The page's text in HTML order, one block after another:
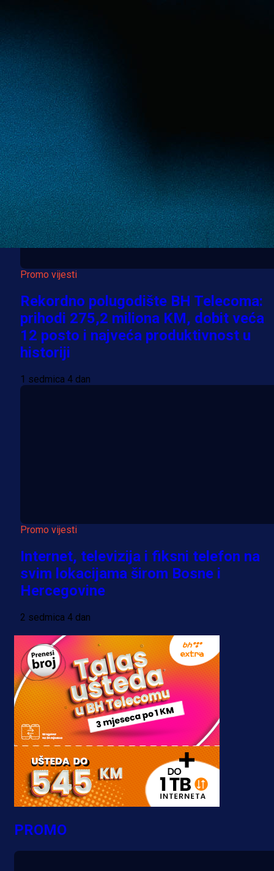
Uz BH Telecom ostanite povezani s
domovinom
1 sedmica 16 h
Promo vijesti
Rekordno polugodište BH Telecoma:
prihodi 275,2 miliona KM, dobit veća
12 posto i najveća produktivnost u
historiji
1 sedmica 4 dan
Promo vijesti
Internet, televizija i fiksni telefon na
svim lokacijama širom Bosne i
Hercegovine
2 sedmica 4 dan
PROMO